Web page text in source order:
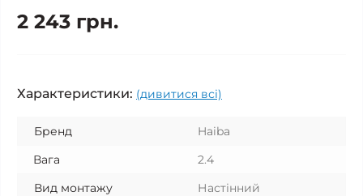
2 243 грн.
Характеристики: (дивитися всі)
Бренд
Haiba
Вага
2.4
Вид монтажу
Настінний